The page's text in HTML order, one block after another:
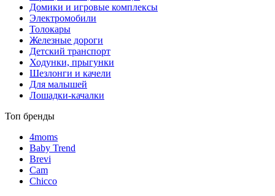
Домики и игровые комплексы
Электромобили
Толокары
Железные дороги
Детский транспорт
Ходунки, прыгунки
Шезлонги и качели
Для малышей
Лошадки-качалки
Топ бренды
4moms
Baby Trend
Brevi
Cam
Chicco